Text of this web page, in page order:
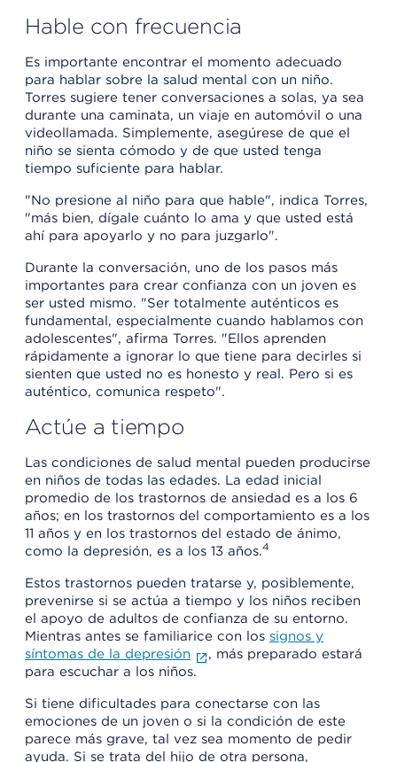
Hable con frecuencia
Es importante encontrar el momento adecuado
para hablar sobre la salud mental con un niño.
Torres sugiere tener conversaciones a solas, ya sea
durante una caminata, un viaje en automóvil o una
videollamada. Simplemente, asegúrese de que el
niño se sienta cómodo y de que usted tenga
tiempo suficiente para hablar.
"No presione al niño para que hable", indica Torres,
"más bien, dígale cuánto lo ama y que usted está
ahí para apoyarlo y no para juzgarlo".
Durante la conversación, uno de los pasos más
importantes para crear confianza con un joven es
ser usted mismo. "Ser totalmente auténticos es
fundamental, especialmente cuando hablamos con
adolescentes", afirma Torres. "Ellos aprenden
rápidamente a ignorar lo que tiene para decirles si
sienten que usted no es honesto y real. Pero si es
auténtico, comunica respeto".
Actúe a tiempo
Las condiciones de salud mental pueden producirse
en niños de todas las edades. La edad inicial
promedio de los trastornos de ansiedad es a los 6
años; en los trastornos del comportamiento es a los
11 años y en los trastornos del estado de ánimo,
como la depresión, es a los 13 años.4
Estos trastornos pueden tratarse y, posiblemente,
prevenirse si se actúa a tiempo y los niños reciben
el apoyo de adultos de confianza de su entorno.
Mientras antes se familiarice con los signos y
síntomas de la depresión
, más preparado estará
para escuchar a los niños.
Si tiene dificultades para conectarse con las
emociones de un joven o si la condición de este
parece más grave, tal vez sea momento de pedir
ayuda. Si se trata del hijo de otra persona,